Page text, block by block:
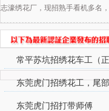
常平苏坑招绣花车工（
东莞虎门招绣花工，尾
东莞虎门招打带师傅